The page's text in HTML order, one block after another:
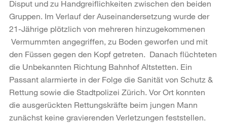
Disput und zu Handgreiflichkeiten zwischen den beiden
Gruppen. Im Verlauf der Auseinandersetzung wurde der
21-Jährige plötzlich von mehreren hinzugekommenen
Vermummten angegriffen, zu Boden geworfen und mit
den Füssen gegen den Kopf getreten. Danach flüchteten
die Unbekannten Richtung Bahnhof Altstetten. Ein
Passant alarmierte in der Folge die Sanität von Schutz &
Rettung sowie die Stadtpolizei Zürich. Vor Ort konnten
die ausgerückten Rettungskräfte beim jungen Mann
zunächst keine gravierenden Verletzungen feststellen.